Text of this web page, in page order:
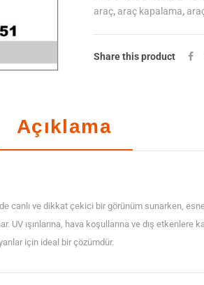
Parlak
Kaplama
Folyosu
araç, araç kapalama,
Share this product
Açıklama
ve dikkat çekici bir görünüm sunarken,
UV ışınlarına, hava koşullarına ve dış etkenlere
için ideal bir çözümdür.